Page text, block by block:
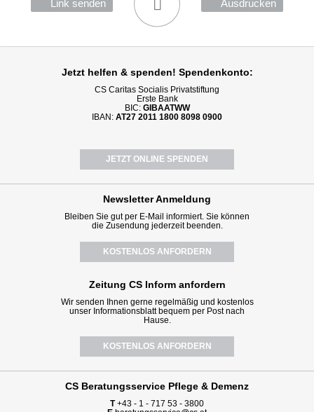
Link senden Ausdrucken
Jetzt helfen & spenden! Spendenkonto:
CS Caritas Socialis Privatstiftung
Erste Bank
BIC: GIBAATWW
IBAN: AT27 2011 1800 8098 0900
JETZT ONLINE SPENDEN
NewsletterAnmeldung
Bleiben Sie gut per E-Mail informiert. Sie können
die Zusendung jederzeit beenden.
KOSTENLOS ANFORDERN
Zeitung CS Inform anfordern
Wir senden Ihnen gerne regelmäßig und kostenlos
unser Informationsblatt bequem per Post nach
Hause.
KOSTENLOS ANFORDERN
CS Beratungsservice Pflege & Demenz
T+43 - 1 - 717 53 - 3800